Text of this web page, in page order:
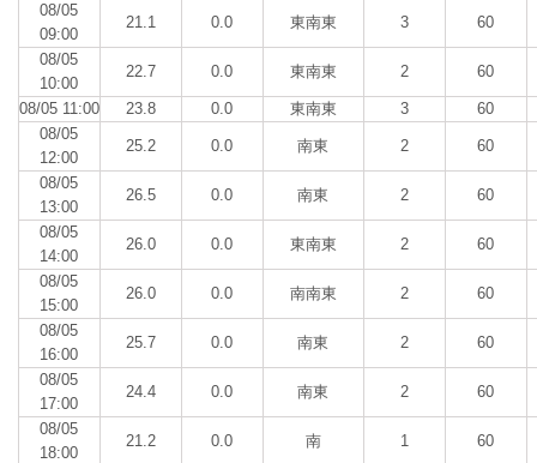
08/05
09:00
21.1 0.0 東南東 3 60
08/05
10:00
22.7 0.0 東南東 2 60
08/05 11:00 23.8 0.0 東南東 3
60
08/05
12:00
25.2 0.0 南東 2 60
08/05
13:00
26.5 0.0 南東 2 60
08/05
14:00
26.0 0.0 東南東 2 60
08/05
15:00
26.0 0.0 南南東 2 60
08/05
16:00
25.7 0.0 南東 2 60
08/05
17:00
24.4 0.0 南東 2 60
08/05
18:00
21.2 0.0 南 1 60